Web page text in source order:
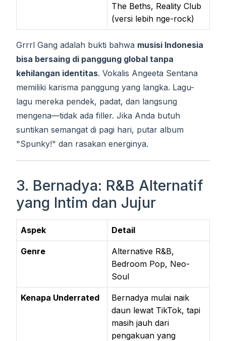
The Beths, Reality Club
(versi lebih nge-rock)
Grrrl Gang adalah bukti bahwa musisi Indonesia
bisa bersaing di panggung global tanpa
kehilangan identitas. Vokalis Angeeta Sentana
memiliki karisma panggung yang langka. Lagu-
lagu mereka pendek, padat, dan langsung
mengena—tidak ada filler. Jika Anda butuh
suntikan semangat di pagi hari, putar album
"Spunky!" dan rasakan energinya.
3. Bernadya: R&B Alternatif
yang Intim dan Jujur
Aspek Detail
Genre
Alternative R&B,
Bedroom Pop, Neo-
Soul
Kenapa Underrated
Bernadya mulai naik
daun lewat TikTok, tapi
masih jauh dari
pengakuan yang